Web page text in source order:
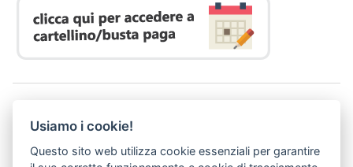
P. I. 05913670484 | C. F. 94164020482
(abilitato alla ricezione di soli messaggi di posta elettronica certificata)
Usiamo i cookie!
Questo sito web utilizza cookie essenziali per garantire